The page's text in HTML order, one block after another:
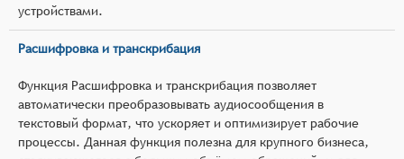
устройствами.
Расшифровка и транскрибация
Функция Расшифровка и транскрибация позволяет
автоматически преобразовывать аудиосообщения в
текстовый формат, что ускоряет и оптимизирует рабочие
процессы. Данная функция полезна для крупного бизнеса,